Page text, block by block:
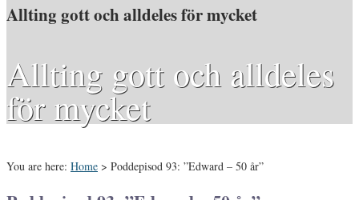
Allting gott och alldeles för mycket
Allting gott och alldeles
för mycket
You are here: Home > Poddepisod 93: ”Edward – 50 år”